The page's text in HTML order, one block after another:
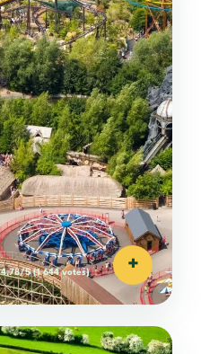
5(1 644 votes) +